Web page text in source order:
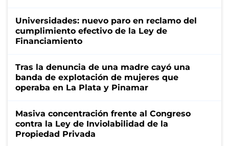
Universidades: nuevo paro en reclamo del
cumplimiento efectivo de la Ley de
Financiamiento
Tras la denuncia de una madre cayó una
banda de explotación de mujeres que
operaba en La Plata y Pinamar
Masiva concentración frente al Congreso
contra la Ley de Inviolabilidad de la
Propiedad Privada